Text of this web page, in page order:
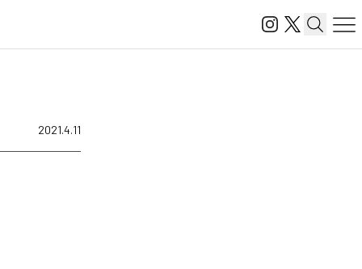
2021.4.11